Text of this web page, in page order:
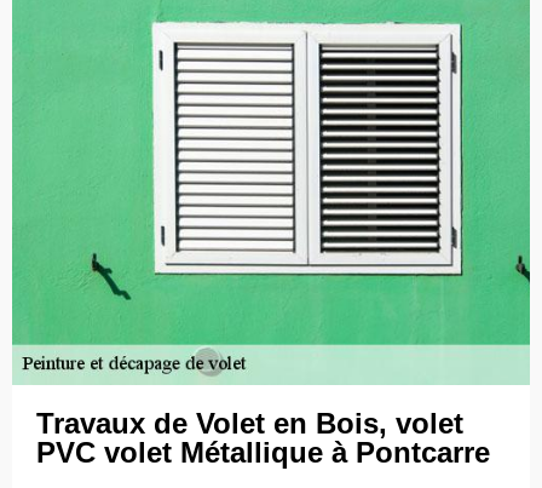
Travaux de Volet en Bois, volet
PVC volet Métallique à Pontcarre